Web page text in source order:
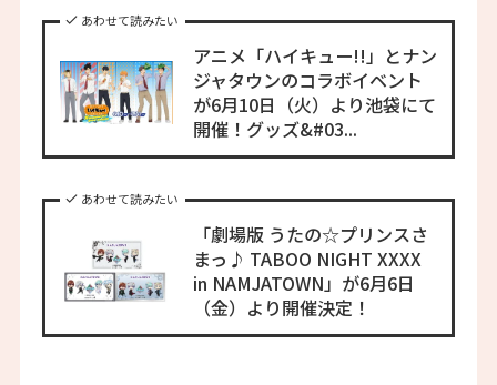
あわせて読みたい
アニメ「ハイキュー!!」とナン
ジャタウンのコラボイベント
が6月10日（火）より池袋にて
開催！グッズ&#03...
あわせて読みたい
「劇場版 うたの☆プリンスさ
まっ♪ TABOO NIGHT XXXX
in NAMJATOWN」が6月6日
（金）より開催決定！